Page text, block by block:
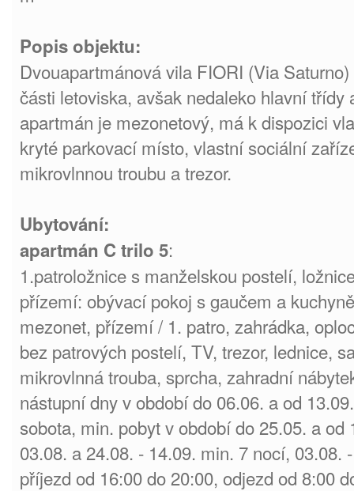
Popis objektu:
Dvouapartmánová vila FIORI (Via
části letoviska, avšak nedaleko hlavní třídy
apartmán je mezonetový, má k dispozici
kryté parkovací místo, vlastní sociální
mikrovlnnou troubu a trezor.
Ubytování:
apartmán C trilo 5:
1.patroložnice s manželskou postelí,
přízemí: obývací pokoj s gaučem a kuchyně
mezonet, přízemí / 1. patro, zahrádka,
bez patrových postelí, TV, trezor, lednice,
mikrovlnná trouba, sprcha, zahradní
nástupní dny v období do 06.06. a od
sobota, min. pobyt v období do 25.05. a
03.08. a 24.08. - 14.09. min. 7 nocí, 03.08.
příjezd od 16:00 do 20:00, odjezd od 8:00